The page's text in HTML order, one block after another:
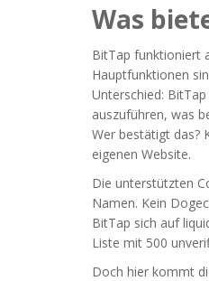
Was
BitTap funktioniert
Hauptfunktionen
Unterschied:
auszuführen, was
Wer bestätigt das?
eigenen Website.
Die unterstützten
Namen. Kein
BitTap sich auf
Liste mit 500
Doch hier kommt